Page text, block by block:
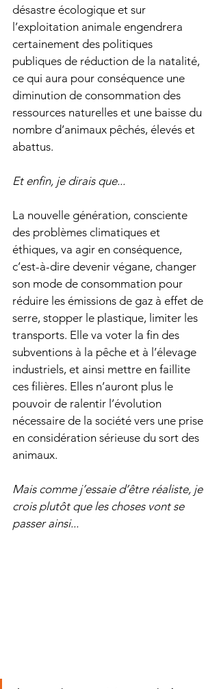
désastre écologique et sur
l’exploitation animale engendrera
certainement des politiques
publiques de réduction de la natalité,
ce qui aura pour conséquence une
diminution de consommation des
ressources naturelles et une baisse du
nombre d’animaux pêchés, élevés et
abattus.
Et enfin, je dirais que...
La nouvelle génération, consciente
des problèmes climatiques et
éthiques, va agir en conséquence,
c’est-à-dire devenir végane, changer
son mode de consommation pour
réduire les émissions de gaz à effet de
serre, stopper le plastique, limiter les
transports. Elle va voter la fin des
subventions à la pêche et à l’élevage
industriels, et ainsi mettre en faillite
ces filières. Elles n’auront plus le
pouvoir de ralentir l’évolution
nécessaire de la société vers une prise
en considération sérieuse du sort des
animaux.
Mais comme j’essaie d’être réaliste, je
crois plutôt que les choses vont se
passer ainsi...